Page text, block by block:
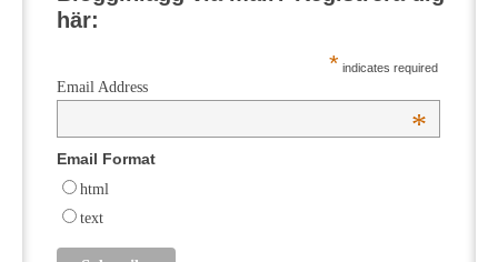
här:
* indicates required
Email Address
*
Email Format
html
text